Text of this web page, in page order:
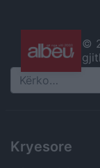
©
Search
Kryesore